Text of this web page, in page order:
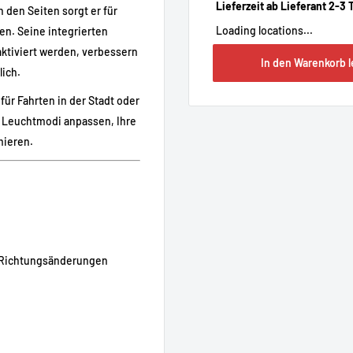
Lieferzeit ab Lieferant 2-3
Loading locations...
In den Warenkorb
den Seiten sorgt er für
Seine integrierten
werden, verbessern
Fahrten in der Stadt oder
anpassen, Ihre